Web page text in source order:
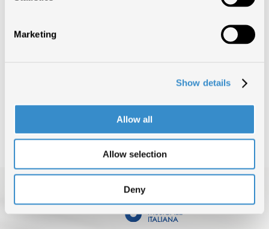
Marketing
Show details
Allow all
Allow selection
Deny
INDIETRO